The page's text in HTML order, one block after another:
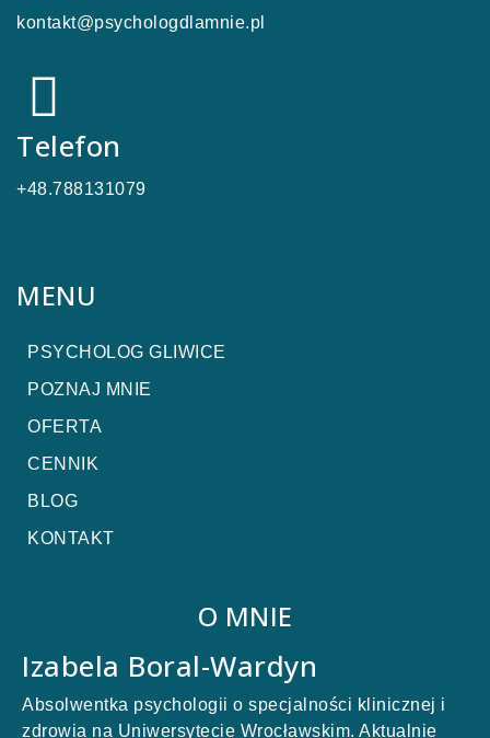
kontakt@psychologdlamnie.pl
Telefon
+48.788131079
MENU
PSYCHOLOG GLIWICE
POZNAJ MNIE
OFERTA
CENNIK
BLOG
KONTAKT
O MNIE
Izabela Boral-Wardyn
Absolwentka psychologii o specjalności klinicznej i
zdrowia na Uniwersytecie Wrocławskim. Aktualnie